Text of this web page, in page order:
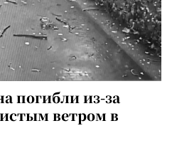
погибли из-за
ветром в